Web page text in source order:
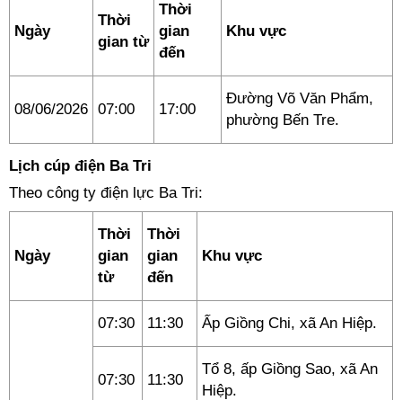
Ngày
Thời
gian từ
Thời
gian
đến
Khu vực
08/06/2026 07:00 17:00
Đường Võ Văn Phẩm,
phường Bến Tre.
Lịch cúp điện Ba Tri
Theo công ty điện lực Ba Tri:
Ngày
Thời
gian
từ
Thời
gian
đến
Khu vực
07:30 11:30 Ấp Giồng Chi, xã An Hiệp.
07:30 11:30
Tổ 8, ấp Giồng Sao, xã An
Hiệp.